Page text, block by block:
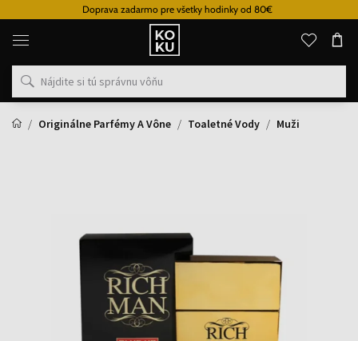
Doprava zadarmo pre všetky hodinky od 80€
Originálne
parfémy
hodinky
na
mieste
Originálne Parfémy A Vône
Toaletné Vody Muži